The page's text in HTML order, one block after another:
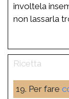
involtela
non lassarla
19. Per fare